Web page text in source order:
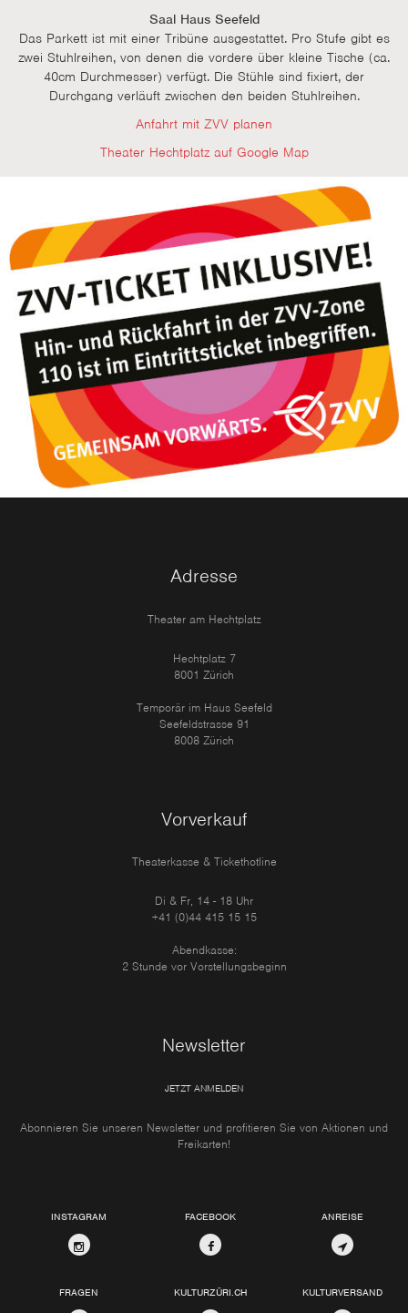
Saal Haus Seefeld
Das Parkett ist mit einer Tribüne ausgestattet. Pro Stufe gibt es
zwei Stuhlreihen, von denen die vordere über kleine Tische (ca.
40cm Durchmesser) verfügt. Die Stühle sind fixiert, der
Durchgang verläuft zwischen den beiden Stuhlreihen.
Anfahrt mit ZVV planen
Theater Hechtplatz auf Google Map
Adresse
Theater am Hechtplatz
Hechtplatz 7
8001 Zürich
Temporär im Haus Seefeld
Seefeldstrasse 91
8008 Zürich
Vorverkauf
Theaterkasse & Tickethotline
Di & Fr, 14 - 18 Uhr
+41 (0)44 415 15 15
Abendkasse:
2 Stunde vor Vorstellungsbeginn
Newsletter
JETZT ANMELDEN
Abonnieren Sie unseren Newsletter und profitieren Sie von Aktionen und
Freikarten!
INSTAGRAM FACEBOOK ANREISE
FRAGEN KULTURZÜRI.CH KULTURVERSAND